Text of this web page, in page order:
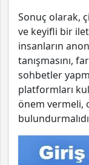
Sonuç olarak,
ve keyifli bir
insanların
tanışmasını,
sohbetler
platformları
önem vermeli,